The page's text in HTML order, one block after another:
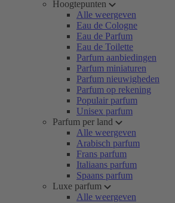
Hoogtepunten
Alle weergeven
Eau de Cologne
Eau de Parfum
Eau de Toilette
Parfum aanbiedingen
Parfum miniaturen
Parfum nieuwigheden
Parfum op rekening
Populair parfum
Unisex parfum
Parfum per land
Alle weergeven
Arabisch parfum
Frans parfum
Italiaans parfum
Spaans parfum
Luxe parfum
Alle weergeven